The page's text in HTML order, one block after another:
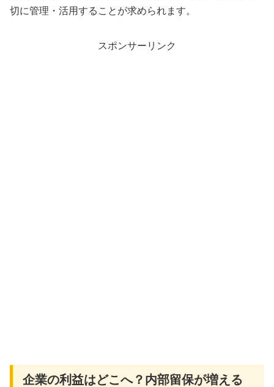
切に管理・活用することが求められます。
スポンサーリンク
企業の利益はどこへ？内部留保が増える